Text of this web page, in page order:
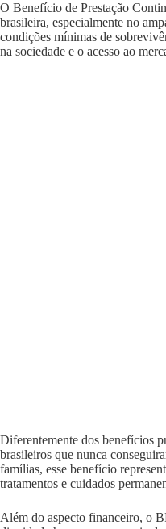
O Benefício de Prestação
brasileira, especialmente no
condições mínimas de
na sociedade e o acesso ao
Diferentemente dos benefícios
brasileiros que nunca
famílias, esse benefício
tratamentos e cuidados
Além do aspecto financeiro, o